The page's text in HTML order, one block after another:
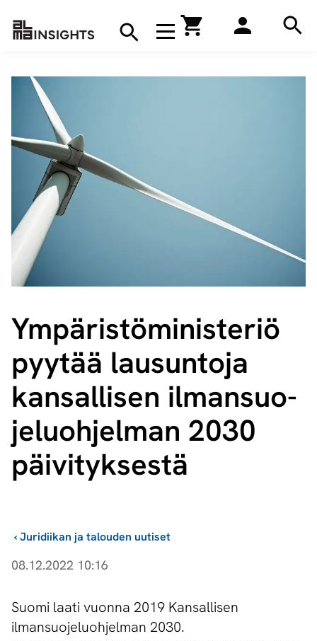
Avaa navigaatio
Hae
Ym­pä­ris­tö­mi­nis­te­riö
pyytää lausuntoja
kansallisen il­man­suo­
je­luoh­jel­man 2030
päivityksestä
Juridiikan ja talouden uutiset
›
08.12.2022 10:16
Suomi laati vuonna 2019 Kansallisen
ilmansuojeluohjelman 2030.